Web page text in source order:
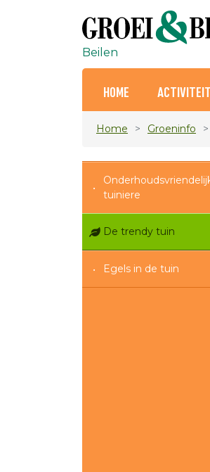
Beilen
HOME
Home Groeninfo
tuiniere
De trendy tuin
Egels in de tuin